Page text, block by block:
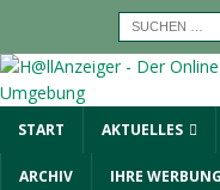
START AKTUELLES
ARCHIV IHRE